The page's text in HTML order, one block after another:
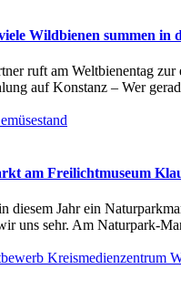
Wildbienen summen in
ruft am Weltbienentag zur
auf Konstanz – Wer
am Freilichtmuseum
diesem Jahr ein
uns sehr. Am Naturpark-